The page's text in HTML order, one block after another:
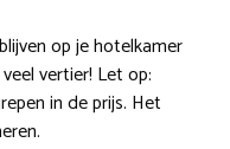
op je hotelkamer
vertier! Let op:
in de prijs. Het